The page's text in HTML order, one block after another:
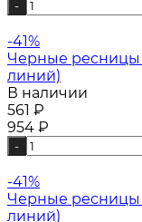
-
-41%
Черные ресницы
линий)
В наличии
561 ₽
954 ₽
-
-41%
Черные ресницы
линий)